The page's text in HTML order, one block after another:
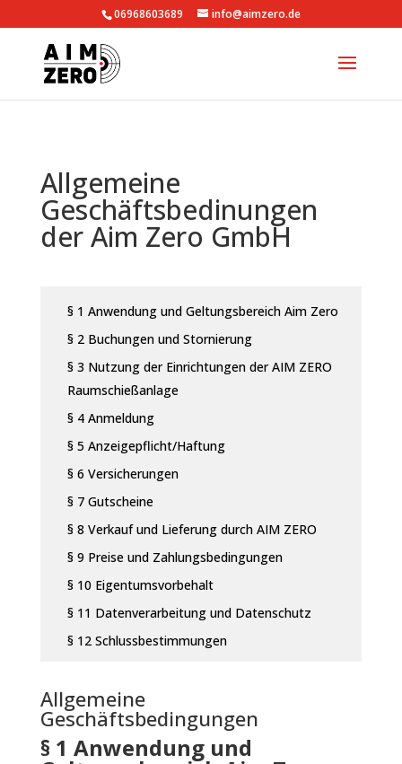
06968603689 info@aimzero.de
Allgemeine
Geschäftsbedinungen
der Aim Zero GmbH
§ 1 Anwendung und Geltungsbereich Aim Zero
§ 2 Buchungen und Stornierung
§ 3 Nutzung der Einrichtungen der AIM ZERO
Raumschießanlage
§ 4 Anmeldung
§ 5 Anzeigepflicht/Haftung
§ 6 Versicherungen
§ 7 Gutscheine
§ 8 Verkauf und Lieferung durch AIM ZERO
§ 9 Preise und Zahlungsbedingungen
§ 10 Eigentumsvorbehalt
§ 11 Datenverarbeitung und Datenschutz
§ 12 Schlussbestimmungen
Allgemeine
Geschäftsbedingungen
§ 1 Anwendung und